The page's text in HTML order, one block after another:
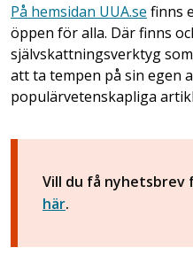
På hemsidan UUA.se finns
öppen för alla. Där finns
självskattningsverktyg
att ta tempen på sin egen
populärvetenskapliga
Vill du få nyhetsbrev
här.